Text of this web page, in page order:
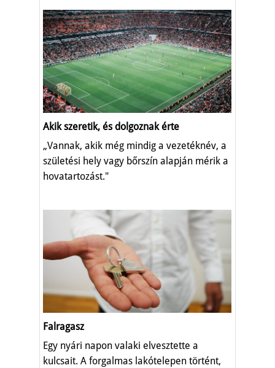
Akik szeretik, és dolgoznak érte
„Vannak, akik még mindig a vezetéknév, a
születési hely vagy bőrszín alapján mérik a
hovatartozást."
Falragasz
Egy nyári napon valaki elvesztette a
kulcsait. A forgalmas lakótelepen történt,